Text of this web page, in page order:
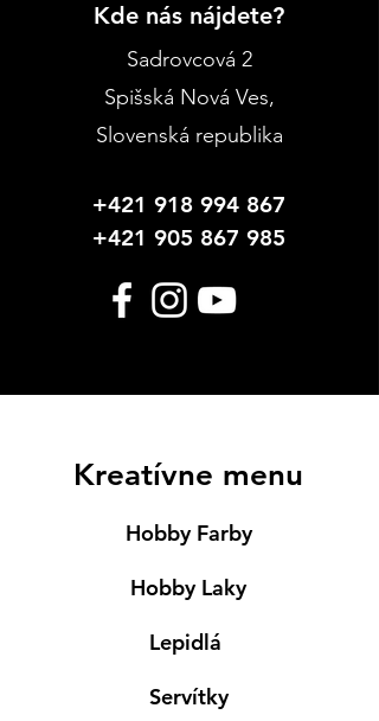
Kde nás nájdete?
Sadrovcová 2
Spišská Nová Ves,
Slovenská republika
+421 918 994 867
+421 905 867 985
Kreatívne menu
Hobby Farby
Hobby Laky
Lepidlá
Servítky